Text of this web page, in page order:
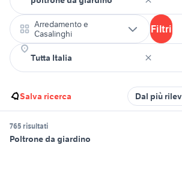
Arredamento e
Casalinghi
Filtri
Salva ricerca Dal più
765 risultati
Poltrone da giardino